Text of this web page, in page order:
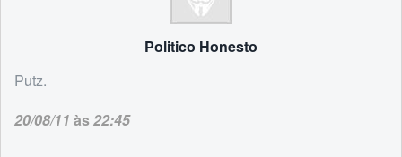
Politico Honesto
Putz.
20/08/11 às22:45